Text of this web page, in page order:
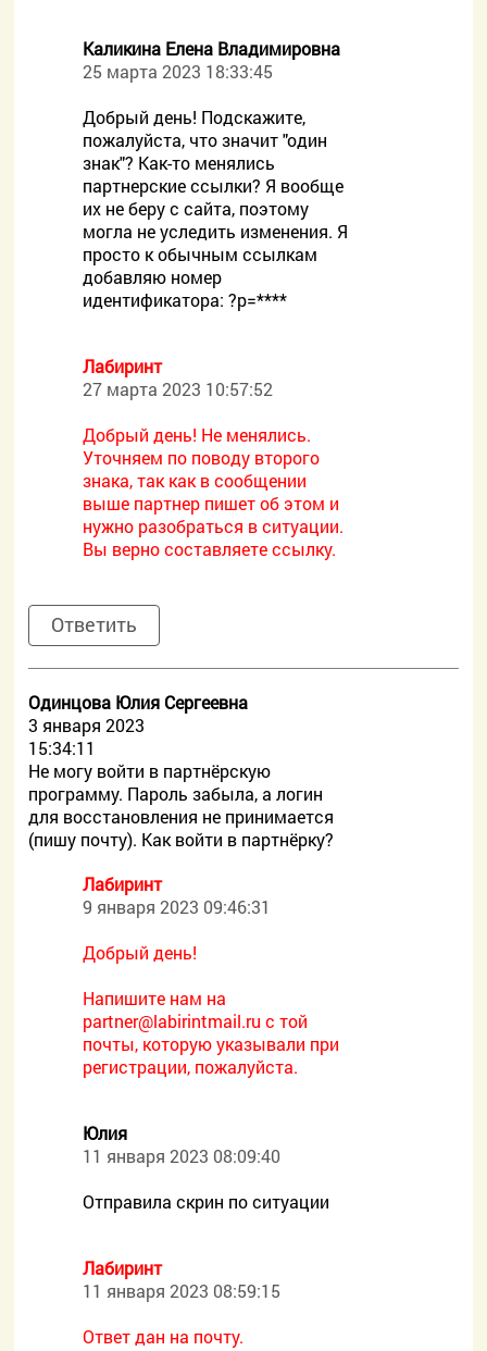
Каликина Елена Владимировна
25 марта 2023 18:33:45
Добрый день! Подскажите,
пожалуйста, что значит "один
знак"? Как-то менялись
партнерские ссылки? Я вообще
их не беру с сайта, поэтому
могла не уследить изменения. Я
просто к обычным ссылкам
добавляю номер
идентификатора: ?p=****
Лабиринт
27 марта 2023 10:57:52
Добрый день! Не менялись.
Уточняем по поводу второго
знака, так как в сообщении
выше партнер пишет об этом и
нужно разобраться в ситуации.
Вы верно составляете ссылку.
Ответить
Одинцова Юлия Сергеевна
3 января 2023
15:34:11
Не могу войти в партнёрскую
программу. Пароль забыла, а логин
для восстановления не принимается
(пишу почту). Как войти в партнёрку?
Лабиринт
9 января 2023 09:46:31
Добрый день!
Напишите нам на
partner@labirintmail.ru с той
почты, которую указывали при
регистрации, пожалуйста.
Юлия
11 января 2023 08:09:40
Отправила скрин по ситуации
Лабиринт
11 января 2023 08:59:15
Ответ дан на почту.